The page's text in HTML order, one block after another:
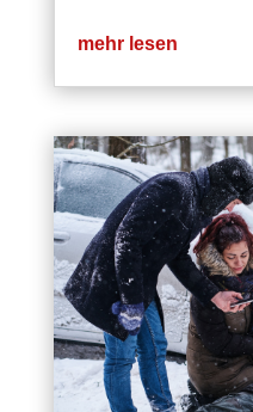
mehr lesen